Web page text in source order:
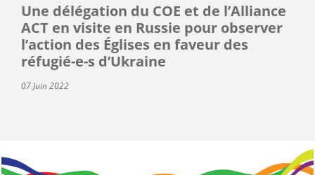
Une délégation du COE et de l’Alliance
ACT en visite en Russie pour observer
l’action des Églises en faveur des
réfugié-e-s d’Ukraine
07 Juin 2022